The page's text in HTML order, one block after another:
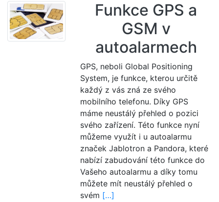
Funkce GPS a
GSM v
autoalarmech
GPS, neboli Global Positioning
System, je funkce, kterou určitě
každý z vás zná ze svého
mobilního telefonu. Díky GPS
máme neustálý přehled o pozici
svého zařízení. Této funkce nyní
můžeme využít i u autoalarmu
značek Jablotron a Pandora, které
nabízí zabudování této funkce do
Vašeho autoalarmu a díky tomu
můžete mít neustálý přehled o
svém […]